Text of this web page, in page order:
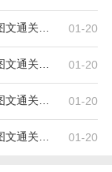
召唤与合成解谜第70关怎么过 第70关图文通关攻略 01-20
召唤与合成解谜第71关怎么过 第71关图文通关攻略 01-20
召唤与合成解谜第69关怎么过 第69关图文通关攻略 01-20
召唤与合成解谜第72关怎么过 第72关图文通关攻略 01-20